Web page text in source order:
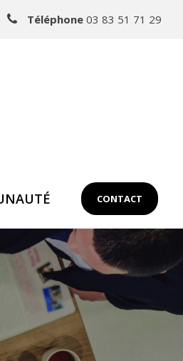
Téléphone 03 83 51 71 29
CONTACT